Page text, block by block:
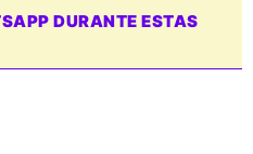
DURANTE ESTAS